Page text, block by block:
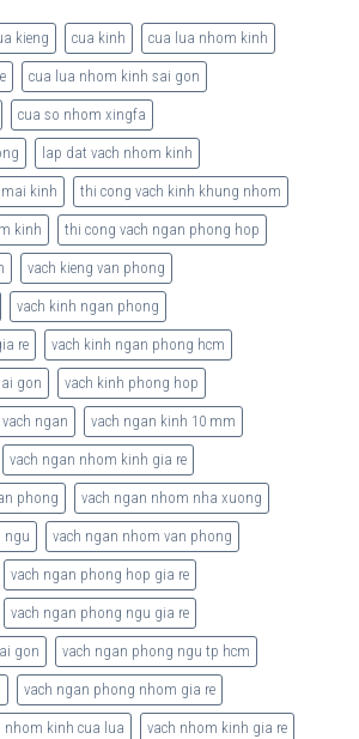
kieng cua kinh cua lua nhom kinh
cua lua nhom kinh sai gon
cua so nhom xingfa
lap dat vach nhom kinh
mai kinh thi cong vach kinh khung nhom
kinh thi cong vach ngan phong hop
vach kieng van phong
vach kinh ngan phong
re vach kinh ngan phong hcm
gon vach kinh phong hop
vach ngan vach ngan kinh 10 mm
vach ngan nhom kinh gia re
phong vach ngan nhom nha xuong
ngu vach ngan nhom van phong
vach ngan phong hop gia re
vach ngan phong ngu gia re
gon vach ngan phong ngu tp hcm
vach ngan phong nhom gia re
nhom kinh cua lua vach nhom kinh gia re